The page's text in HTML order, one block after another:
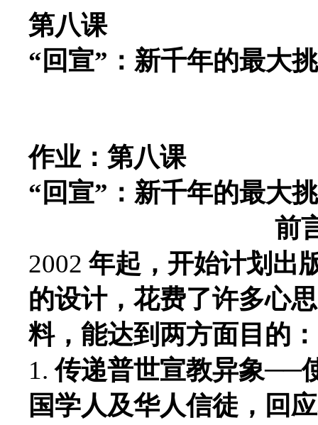
第八课
“回宣”：新千年的最大
作业：第八课
“回宣”：新千年的最大
前
2002年起，开始计划出
的设计，花费了许多心
料，能达到两方面目的：
1.传递普世宣教异象──
国学人及华人信徒，回